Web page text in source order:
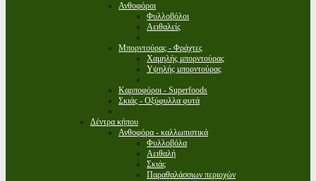
Ανθοφόροι
Φυλλοβόλοι
Αειθαλείς
Μπορντούρας - Φράχτες
Χαμηλής μπορντούρας
Υψηλής μπορντούρας
Καρποφόροι - Superfoods
Σκιάς - Οξύφυλλα φυτά
Δέντρα κήπου
Ανθοφόρα - καλλωπιστικά
Φυλλοβόλα
Αειθαλή
Σκιάς
Παραθαλάσσιων περιοχών